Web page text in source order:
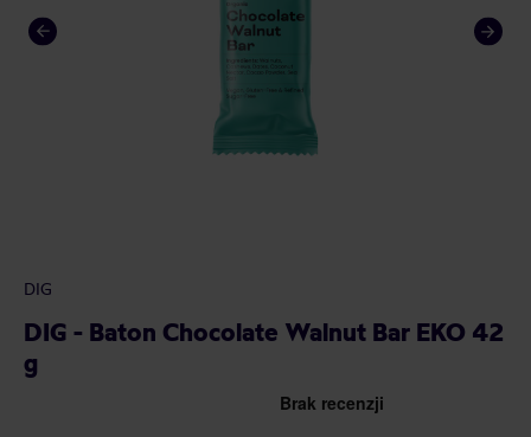
DIG
DIG - Baton Chocolate Walnut Bar EKO 42
g